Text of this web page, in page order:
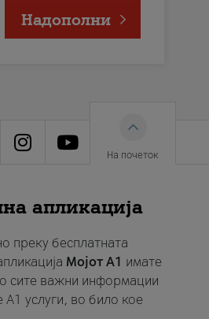
Надополни
На почеток
апликација
преку бесплатната
Мојот A1 имате
сите важни информации
A1 услуги, во било кое